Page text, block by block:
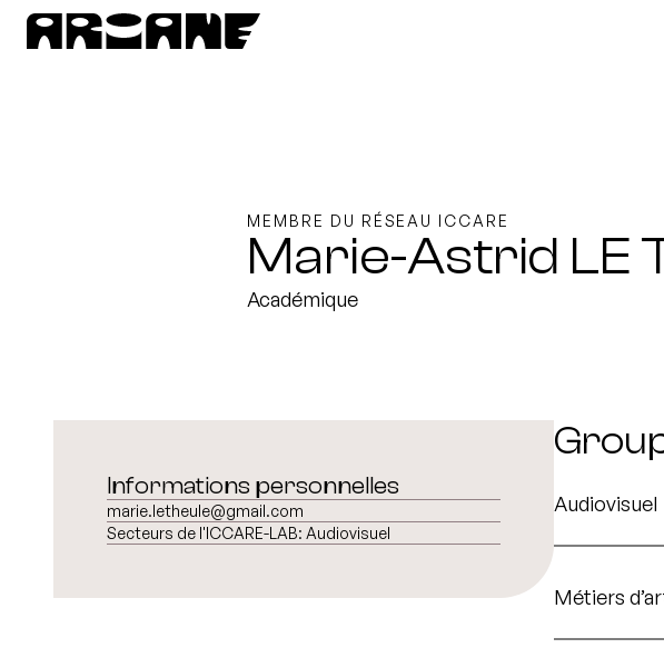
MEMBRE DU RÉSEAU ICCARE
Marie-Astrid LE
Académique
Informations personnelles
marie.letheule@gmail.com
Secteurs de l'ICCARE-LAB: Audiovisuel
Audiovisuel
Métiers